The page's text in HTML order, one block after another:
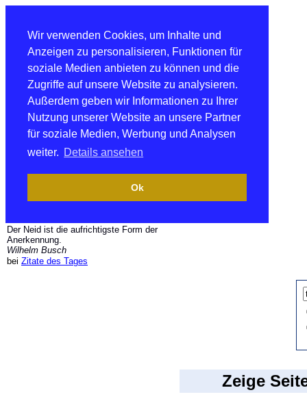
Wir verwenden Cookies, um Inhalte und
Anzeigen zu personalisieren, Funktionen für
soziale Medien anbieten zu können und die
Zugriffe auf unsere Website zu analysieren.
Außerdem geben wir Informationen zu Ihrer
Nutzung unserer Website an unsere Partner
für soziale Medien, Werbung und Analysen
weiter. Details ansehen
Ok
Der Neid ist die aufrichtigste Form der
Anerkennung.
Wilhelm Busch
bei Zitate des Tages
Zeige